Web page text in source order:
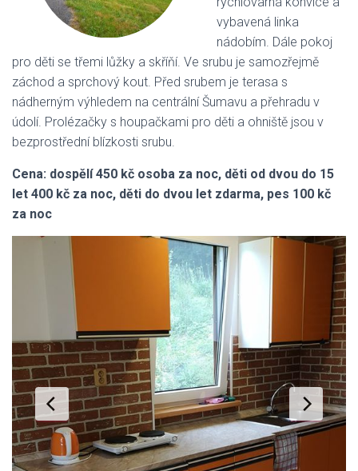
vybavená linka
nádobím. Dále pokoj
pro děti se třemi lůžky a skříňí. Ve srubu je samozřejmě
záchod a sprchový kout. Před srubem je terasa s
nádherným výhledem na centrální Šumavu a přehradu v
údolí. Prolézačky s houpačkami pro děti a ohniště jsou v
bezprostřední blízkosti srubu.
Cena: dospělí 450 kč osoba za noc, děti od dvou do 15
let 400 kč za noc, děti do dvou let zdarma, pes 100 kč
za noc